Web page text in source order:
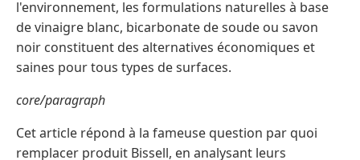
l'environnement, les formulations naturelles à base
de vinaigre blanc, bicarbonate de soude ou savon
noir constituent des alternatives économiques et
saines pour tous types de surfaces.
core/paragraph
Cet article répond à la fameuse question par quoi
remplacer produit Bissell, en analysant leurs